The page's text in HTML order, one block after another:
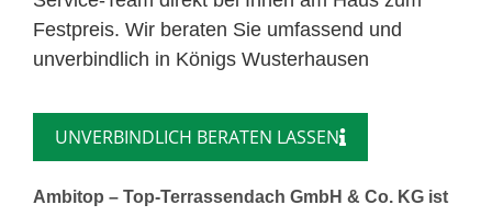
Festpreis. Wir beraten Sie umfassend und
unverbindlich in Königs Wusterhausen
UNVERBINDLICH BERATEN LASSEN
Ambitop – Top-Terrassendach GmbH & Co. KG ist